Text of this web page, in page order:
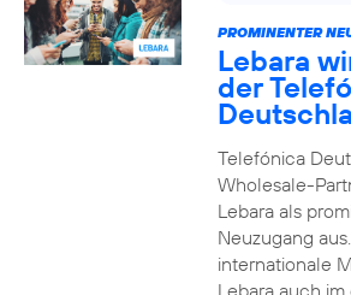
PROMINENTER
Lebara
der
Telefónica
Wholesale-
Lebara als
Neuzugang
internationale
Lebara auch